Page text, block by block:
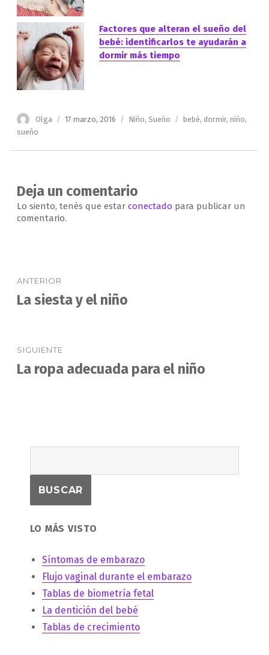
Factores que alteran el sueño del
bebé: identificarlos te ayudarán a
dormir más tiempo
Autor
Olga
Publicado
17 marzo, 2016 Categorías
Niño, Sueño Etiquetas
bebé, dormir, niño,
sueño
Deja un comentario
Lo siento, tenés que estar conectado para publicar un
comentario.
de
ANTERIOR
Entrada
La siesta y el niño
SIGUIENTE
Entrada
La ropa adecuada para el niño
LO MÁS VISTO
Síntomas de embarazo
Flujo vaginal durante el embarazo
Tablas de biometría fetal
La dentición del bebé
Tablas de crecimiento